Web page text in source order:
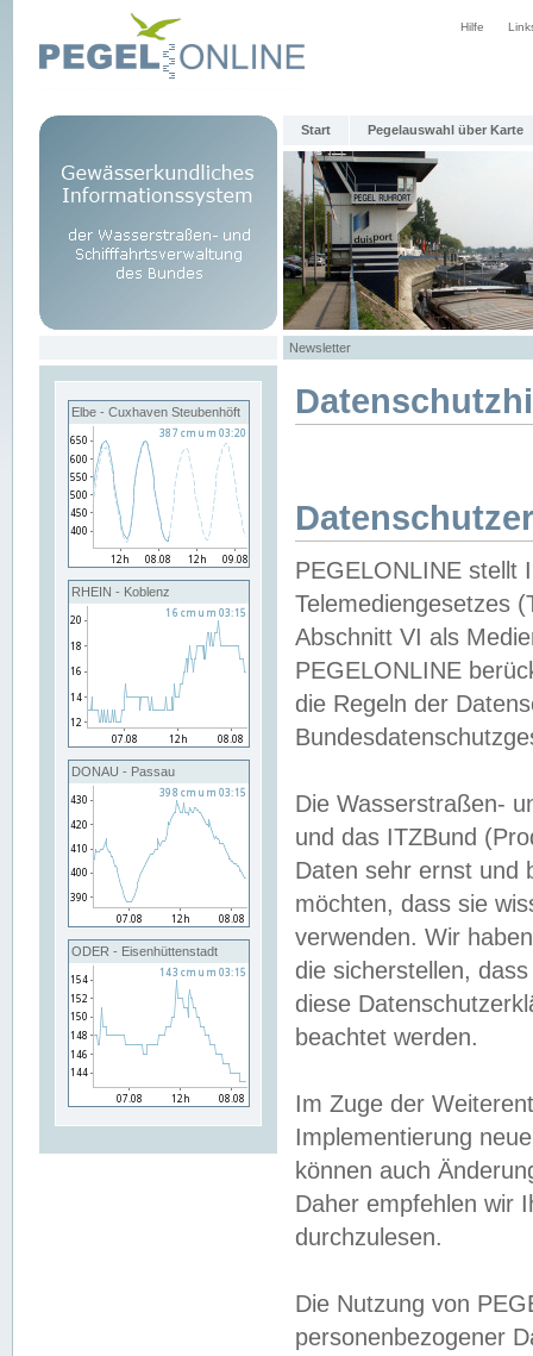
Hilfe
Start Pegelauswahl über Karte
Newsletter
Elbe - Cuxhaven Steubenhöft
RHEIN - Koblenz
DONAU - Passau
ODER - Eisenhüttenstadt
PEGELONLINE stellt
Telemediengesetzes
Abschnitt VI als
PEGELONLINE
die Regeln der
Die Wasserstraßen-
und das ITZBund
Daten sehr ernst und
möchten, dass sie
verwenden. Wir
die sicherstellen,
diese
beachtet werden.
Im Zuge der
Implementierung
können auch
Daher empfehlen wir
durchzulesen.
Die Nutzung von
personenbezogener